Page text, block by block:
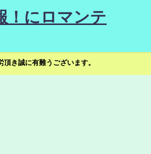
！にロマンテ
き誠に有難うございます。